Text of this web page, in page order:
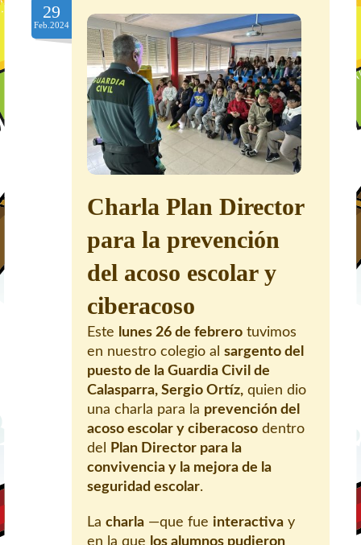
29
Feb.2024
Charla Plan Director
para la prevención
del acoso escolar y
ciberacoso
Este lunes 26 de febrero tuvimos
en nuestro colegio al sargento del
puesto de la Guardia Civil de
Calasparra, Sergio Ortíz, quien dio
una charla para la prevención del
acoso escolar y ciberacoso dentro
del
Plan Director para la
convivencia y la mejora de la
seguridad escolar.
La charla —que fue interactiva y
en la que los alumnos pudieron